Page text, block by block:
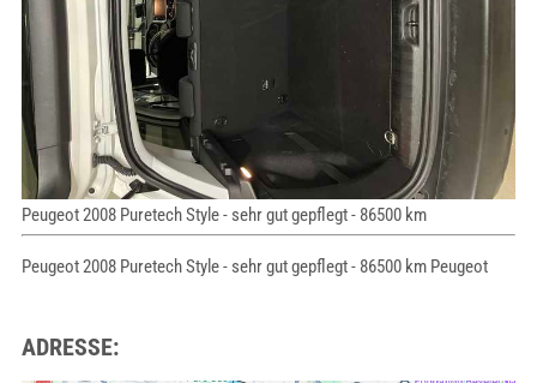
Peugeot 2008 Puretech Style - sehr gut gepflegt - 86500 km
Peugeot 2008 Puretech Style - sehr gut gepflegt - 86500 km Peugeot
ADRESSE: